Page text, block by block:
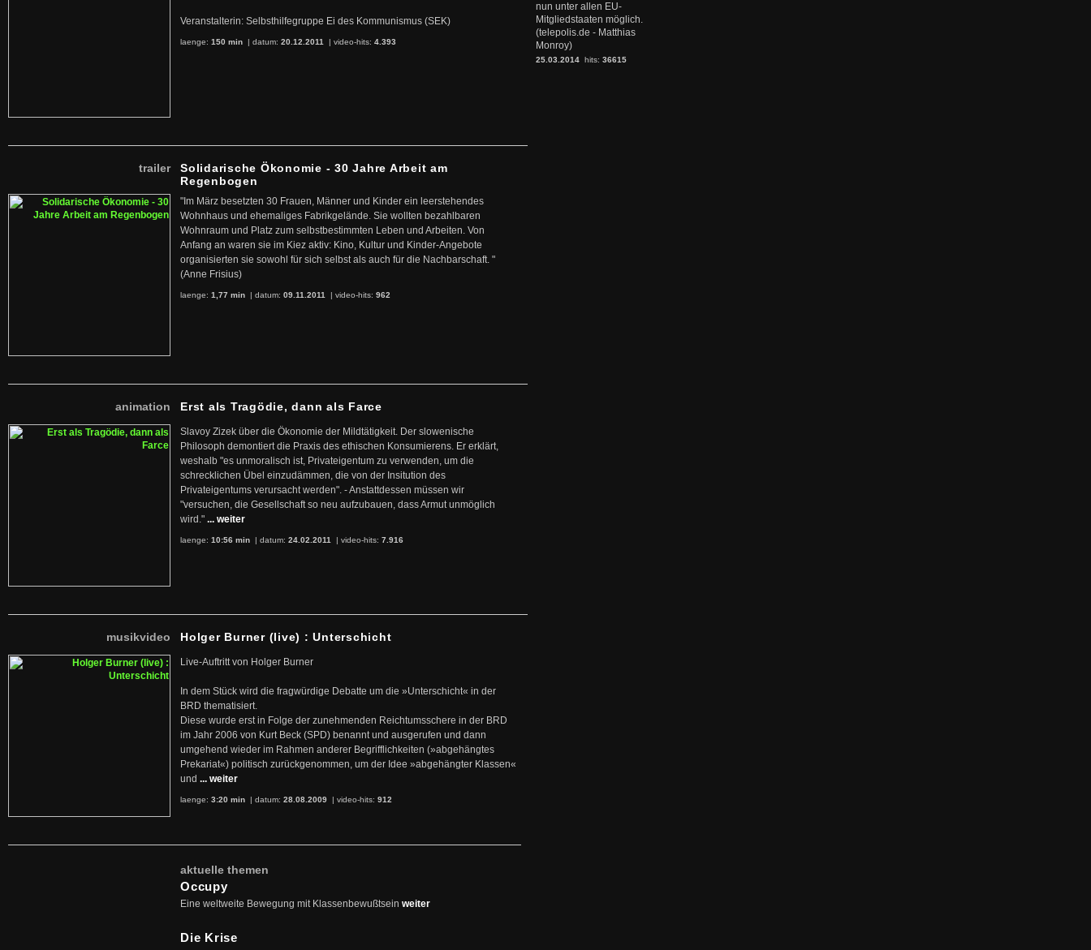
Veranstalterin: Selbsthilfegruppe Ei des Kommunismus (SEK)
laenge: 150 min | datum: 20.12.2011 | video-hits: 4.393
trailer
Solidarische Ökonomie - 30 Jahre Arbeit am
Regenbogen
"Im März besetzten 30 Frauen, Männer und Kinder ein leerstehendes
Wohnhaus und ehemaliges Fabrikgelände. Sie wollten bezahlbaren
Wohnraum und Platz zum selbstbestimmten Leben und Arbeiten. Von
Anfang an waren sie im Kiez aktiv: Kino, Kultur und Kinder-Angebote
organisierten sie sowohl für sich selbst als auch für die Nachbarschaft. "
(Anne Frisius)
laenge: 1,77 min | datum: 09.11.2011 | video-hits: 962
animation Erst als Tragödie, dann als Farce
Slavoy Zizek über die Ökonomie der Mildtätigkeit. Der slowenische
Philosoph demontiert die Praxis des ethischen Konsumierens. Er erklärt,
weshalb "es unmoralisch ist, Privateigentum zu verwenden, um die
schrecklichen Übel einzudämmen, die von der Insitution des
Privateigentums verursacht werden". - Anstattdessen müssen wir
"versuchen, die Gesellschaft so neu aufzubauen, dass Armut unmöglich
wird." ... weiter
laenge: 10:56 min | datum: 24.02.2011 | video-hits: 7.916
musikvideo Holger Burner (live) : Unterschicht
Live-Auftritt von Holger Burner
In dem Stück wird die fragwürdige Debatte um die »Unterschicht« in der
BRD thematisiert.
Diese wurde erst in Folge der zunehmenden Reichtumsschere in der BRD
im Jahr 2006 von Kurt Beck (SPD) benannt und ausgerufen und dann
umgehend wieder im Rahmen anderer Begrifflichkeiten (»abgehängtes
Prekariat«) politisch zurückgenommen, um der Idee »abgehängter Klassen«
und ... weiter
laenge: 3:20 min | datum: 28.08.2009 | video-hits: 912
aktuelle themen
Occupy
Eine weltweite Bewegung mit Klassenbewußtsein weiter
Die Krise
nun unter allen EU-
Mitgliedstaaten möglich.
(telepolis.de - Matthias
Monroy)
25.03.2014 hits: 36615